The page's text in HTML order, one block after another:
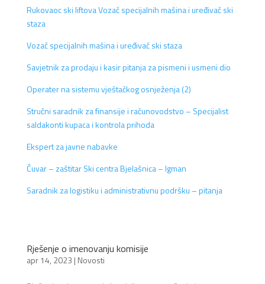
Rukovaoc ski liftovaVozač specijalnih mašina i uređivač ski
staza
Vozač specijalnih mašina i uređivač ski staza
Savjetnik za prodaju i kasir pitanja za pismeni i usmeni dio
Operater na sistemu vještačkog osnježenja (2)
Stručni saradnik za finansije i računovodstvo – Specijalist
saldakonti kupaca i kontrola prihoda
Ekspert za javne nabavke
Čuvar – zaštitar Ski centra Bjelašnica – Igman
Saradnik za logistiku i administrativnu podršku – pitanja
Rješenje o imenovanju komisije
apr 14, 2023 | Novosti